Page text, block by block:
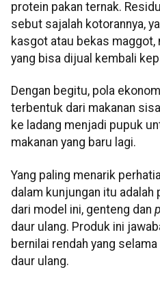
protein pakan ternak.
sebut sajalah kotorannya,
kasgot atau bekas
yang bisa dijual kembali
Dengan begitu, pola
terbentuk dari makanan
ke ladang menjadi pupuk
makanan yang baru lagi.
Yang paling menarik
dalam kunjungan itu
dari model ini, genteng dan
daur ulang. Produk ini
bernilai rendah yang
daur ulang.